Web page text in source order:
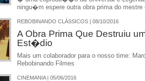
ningu�m espere outra obra prima do
REBOBINANDO CLÁSSICOS | 08/10/2016
A Obra Prima Que Destruiu
Est�dio
Mais um colaborador para o nosso time:
Rebobinando Filmes
CINEMANIA | 05/06/2016